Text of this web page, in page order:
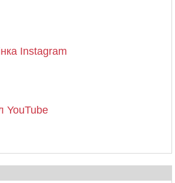
Instagram
YouTube